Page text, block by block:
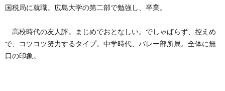
国税局に就職。広島大学の第二部で勉強し、卒業。
高校時代の友人評。まじめでおとなしい。でしゃばらず、控えめ
で、コツコツ努力するタイプ。中学時代、バレー部所属。全体に無
口の印象。